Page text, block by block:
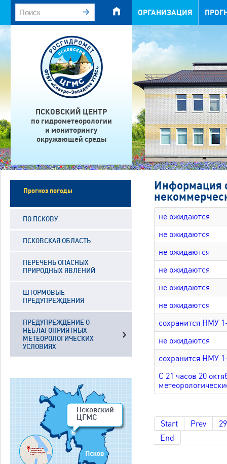
ОРГАНИЗАЦИЯ
ПСКОВСКИЙ ЦЕНТР
по гидрометеорологии
и мониторингу
окружающей среды
Прогноз погоды
ПО ПСКОВУ
ПСКОВСКАЯ ОБЛАСТЬ
ПЕРЕЧЕНЬ ОПАСНЫХ
ПРИРОДНЫХ ЯВЛЕНИЙ
ШТОРМОВЫЕ
ПРЕДУПРЕЖДЕНИЯ
ПРЕДУПРЕЖДЕНИЕ О
НЕБЛАГОПРИЯТНЫХ
МЕТЕОРОЛОГИЧЕСКИХ
УСЛОВИЯХ
Псковский
ЦГМС
Информация
не ожидаются
не ожидаются
не ожидаются
не ожидаются
не ожидаются
не ожидаются
сохранится НМУ
не ожидаются
сохранится НМУ
С 21 часов 20
Start Prev
End